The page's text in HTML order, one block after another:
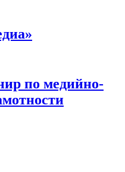
по медийно-